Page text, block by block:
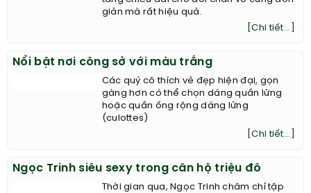
giản mà rất hiệu quả.
[Chi tiết...]
Nổi bật nơi công sở với màu trắng
Các quý cô thích vẻ đẹp hiện đại, gọn
gàng hơn có thể chọn dáng quần lửng
hoặc quần ống rộng dáng lửng
(culottes)
[Chi tiết...]
Ngọc Trinh siêu sexy trong căn hộ triệu đô
Thời gian qua, Ngọc Trinh chăm chỉ tập